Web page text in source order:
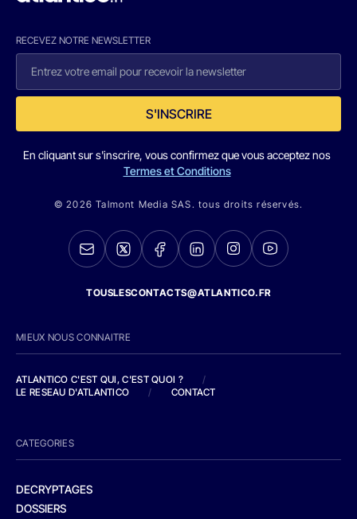
RECEVEZ NOTRE NEWSLETTER
S'INSCRIRE
En cliquant sur s'inscrire, vous confirmez que vous acceptez nos
Termes et Conditions
© 2026 Talmont Media SAS. tous droits réservés.
TOUSLESCONTACTS@ATLANTICO.FR
MIEUX NOUS CONNAITRE
ATLANTICO C'EST QUI, C'EST QUOI ?
/
LE RESEAU D'ATLANTICO
/ CONTACT
CATEGORIES
DECRYPTAGES
DOSSIERS